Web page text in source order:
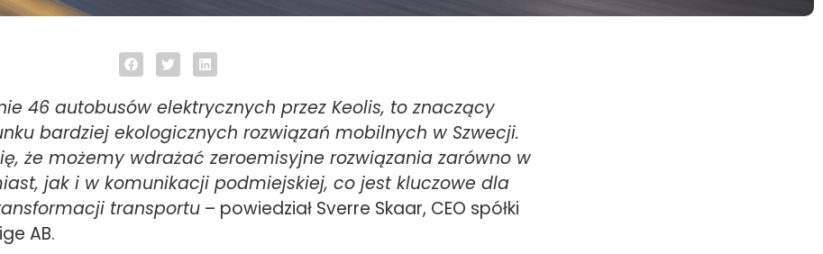
46 autobusów elektrycznych przez Keolis, to znaczący
bardziej ekologicznych rozwiązań mobilnych w Szwecji.
że możemy wdrażać zeroemisyjne rozwiązania zarówno w
jak i w komunikacji podmiejskiej, co jest kluczowe dla
transportu – powiedział Sverre Skaar, CEO spółki
AB.